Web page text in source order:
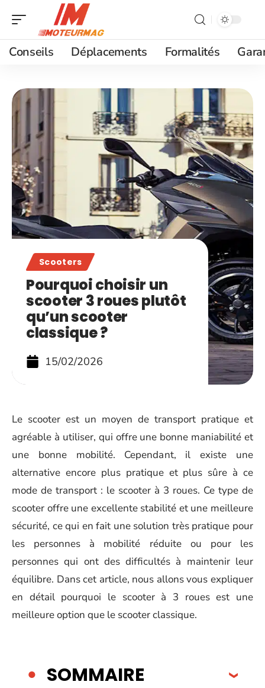
Conseils Déplacements Formalités
Scooters
Pourquoi choisir un
scooter 3 roues plutôt
qu’un scooter
classique ?
15/02/2026
Le scooter est un moyen de transport pratique et
agréable à utiliser, qui offre une bonne maniabilité et
une bonne mobilité. Cependant, il existe une
alternative encore plus pratique et plus sûre à ce
mode de transport : le scooter à 3 roues. Ce type de
scooter offre une excellente stabilité et une meilleure
sécurité, ce qui en fait une solution très pratique pour
les personnes à mobilité réduite ou pour les
personnes qui ont des difficultés à maintenir leur
équilibre. Dans cet article, nous allons vous expliquer
en détail pourquoi le scooter à 3 roues est une
meilleure option que le scooter classique.
SOMMAIRE